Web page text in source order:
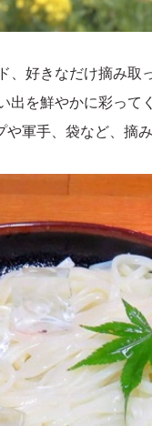
、好きなだけ摘み
出を鮮やかに彩っ
軍手、袋など、摘